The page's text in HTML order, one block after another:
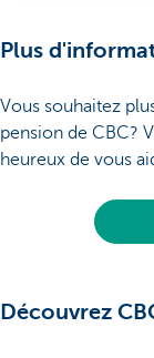
Plus
Vous souhaitez
pension de CBC?
heureux de vous
Découvrez